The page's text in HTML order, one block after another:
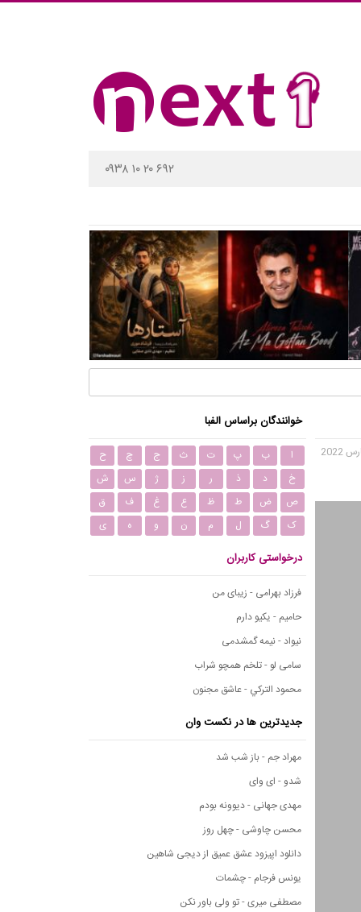
۰۹۳۸ ۱۰ ۲۰ ۶۹۲
خوانندگان براساس الفبا
ا ب پ ت ث ج چ
ح
خ
د ذ ر ز ژ س
ش
ص
ض ط ظ ع غ ف
ق
ک
گ ل م ن و ه ی
درخواستی کاربران
فرزاد بهرامی - زیبای من
حامیم - یکیو دارم
نیواد - نیمه گمشدمی
سامی لو - تلخم همچو شراب
محمود التركي - عاشق مجنون
جدیدترین ها در نکست وان
مهراد جم - باز شب شد
شدو - ای وای
مهدی جهانی - دیوونه بودم
محسن چاوشی - چهل روز
دانلود اپیزود عشق عمیق از دیجی شاهین
یونس فرجام - چشمات
مصطفی میری - تو ولی باور نکن